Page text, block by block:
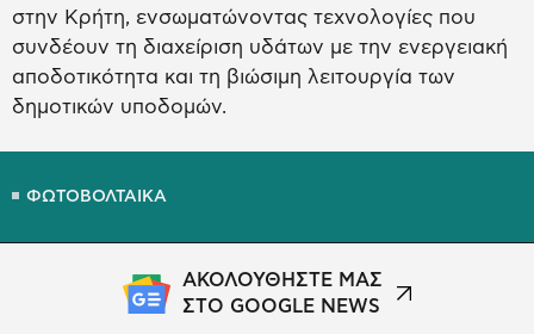
στην Κρήτη, ενσωματώνοντας τεχνολογίες που
συνδέουν τη διαχείριση υδάτων με την ενεργειακή
αποδοτικότητα και τη βιώσιμη λειτουργία των
δημοτικών υποδομών.
ΦΩΤΟΒΟΛΤΑΙΚΑ
ΑΚΟΛΟΥΘΗΣΤΕ ΜΑΣ
ΣΤΟ GOOGLE NEWS